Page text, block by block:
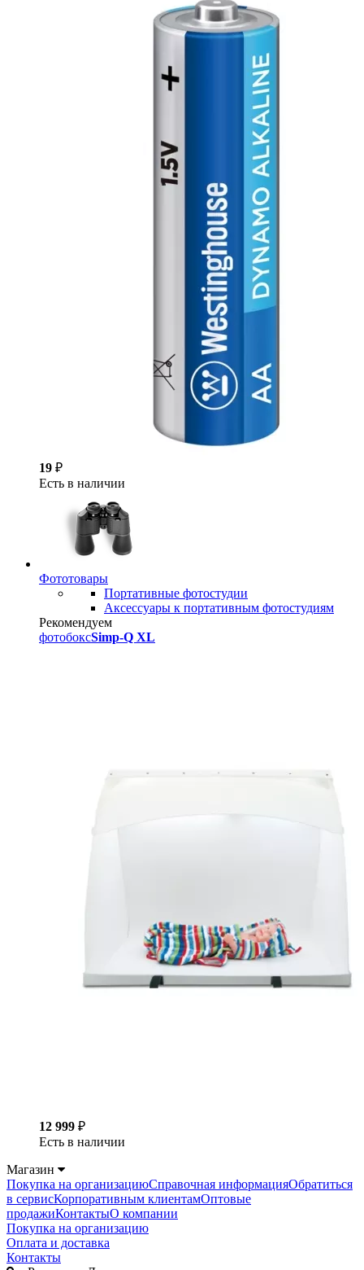
19 ₽
Есть в наличии
Фототовары
Портативные фотостудии
Аксессуары к портативным фотостудиям
Рекомендуем
фотобоксSimp-Q XL
12 999 ₽
Есть в наличии
Магазин
Покупка на организациюСправочная информацияОбратиться
в сервисКорпоративным клиентамОптовые
продажиКонтактыО компании
Покупка на организацию
Оплата и доставка
Контакты